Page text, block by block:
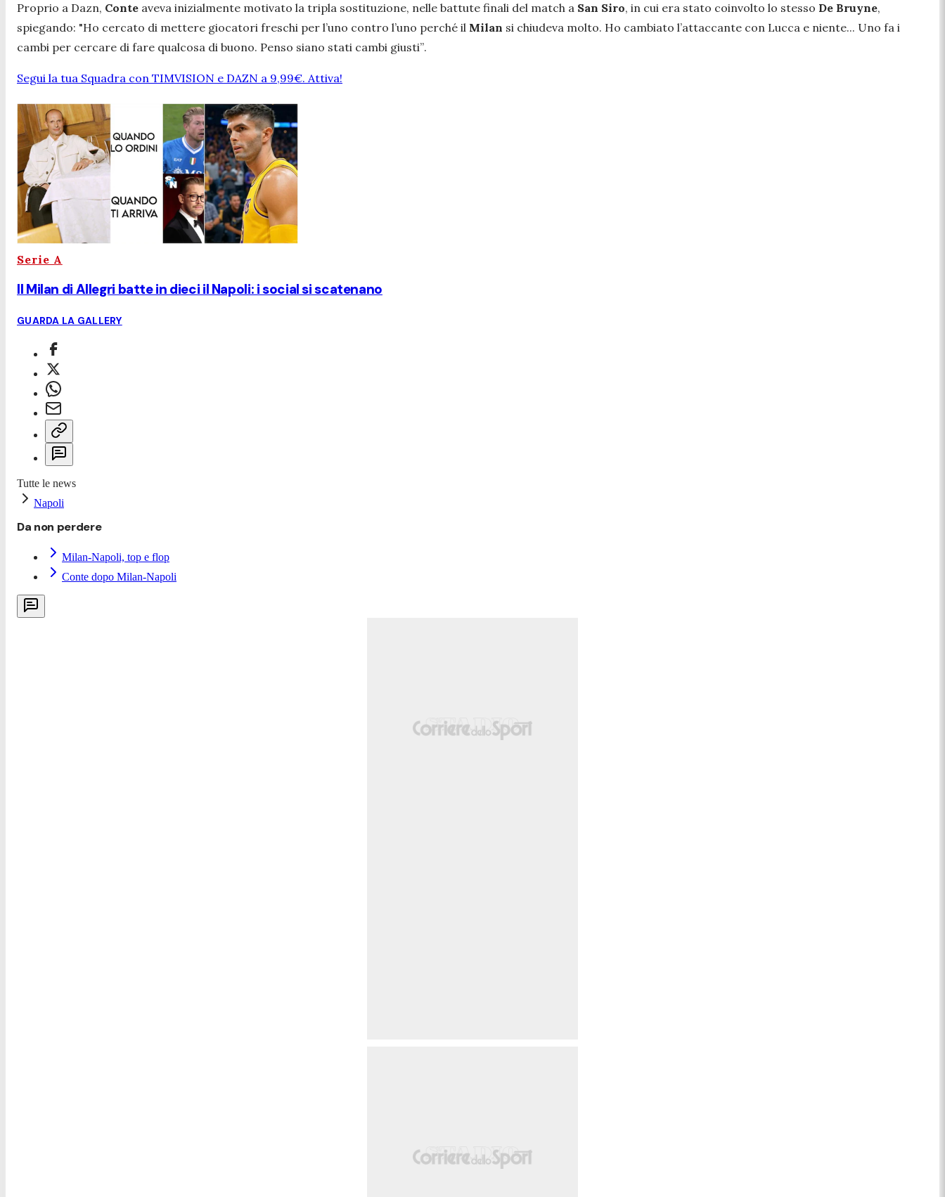
Proprio a Dazn, Conte aveva inizialmente motivato la tripla sostituzione, nelle battute finali del match a San Siro, in cui era stato coinvolto lo stesso De Bruyne,
spiegando: "Ho cercato di mettere giocatori freschi per l’uno contro l’uno perché il Milan si chiudeva molto. Ho cambiato l’attaccante con Lucca e niente... Uno fa i
cambi per cercare di fare qualcosa di buono. Penso siano stati cambi giusti”.
Segui la tua Squadra con TIMVISION e DAZN a 9,99€. Attiva!
Serie A
Il Milan di Allegri batte in dieci il Napoli: i social si scatenano
GUARDA LA GALLERY
Tutte le news
Napoli
Da non perdere
Milan-Napoli, top e flop
Conte dopo Milan-Napoli